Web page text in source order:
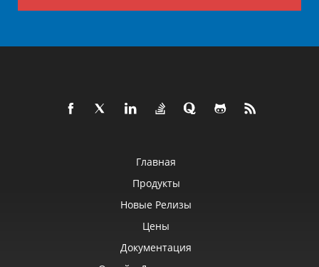
Главная
Продукты
Новые Релизы
Цены
Документация